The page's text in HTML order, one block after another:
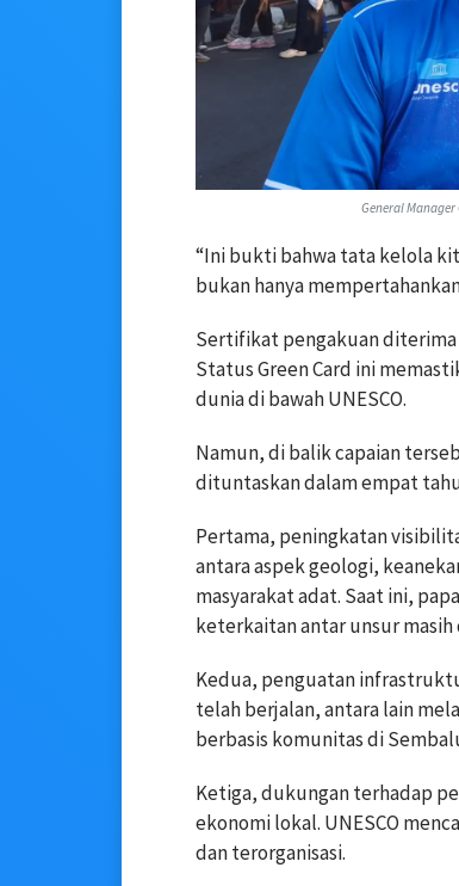
General
“Ini bukti bahwa tata kelola
bukan hanya
Sertifikat pengakuan diterima
Status Green Card ini
dunia di bawah UNESCO.
Namun, di balik capaian
dituntaskan dalam empat
Pertama, peningkatan
antara aspek geologi,
masyarakat adat. Saat ini,
keterkaitan antar unsur
Kedua, penguatan
telah berjalan, antara lain
berbasis komunitas di
Ketiga, dukungan terhadap
ekonomi lokal. UNESCO
dan terorganisasi.